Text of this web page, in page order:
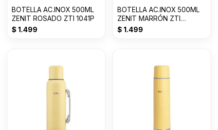
BOTELLA AC.INOX 500ML
ZENIT ROSADO ZTI 1041P
$ 1.499
BOTELLA AC.INOX 500ML
ZENIT MARRÓN ZTI
1041DM
$ 1.499